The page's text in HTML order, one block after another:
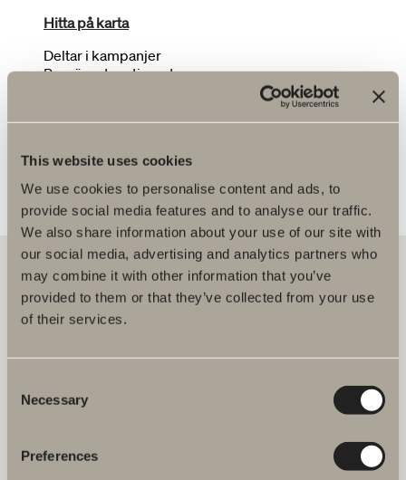
This website uses cookies
We use cookies to personalise content and ads, to
provide social media features and to analyse our traffic.
We also share information about your use of our site with
our social media, advertising and analytics partners who
may combine it with other information that you’ve
provided to them or that they’ve collected from your use
of their services.
Selection
Necessary
Preferences
Hitta på karta
Deltar i kampanjer
Begränsat sortiment
Hos oss hittar du allt för hela badrummet. Från badrumsmöbler,
tvättställ och blandare till duschar, badkar, handdukstorkar och WC.
514 60 Dalstorp